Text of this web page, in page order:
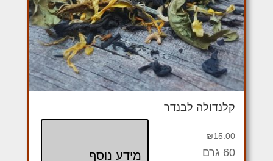
קלנדולה לבנדר
₪15.00
מידע נוסף 60 גרם